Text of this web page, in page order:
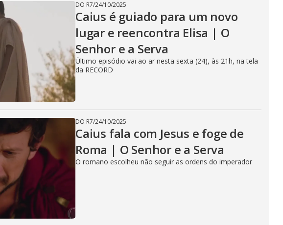
DO R7/24/10/2025
Caius é guiado para um novo
lugar e reencontra Elisa | O
Senhor e a Serva
Último episódio vai ao ar nesta sexta (24), às 21h, na tela
da RECORD
DO R7/24/10/2025
Caius fala com Jesus e foge de
Roma | O Senhor e a Serva
O romano escolheu não seguir as ordens do imperador